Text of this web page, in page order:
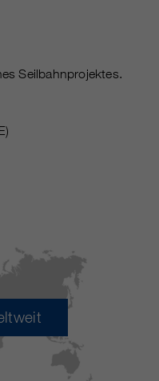
Seilbahnprojektes.